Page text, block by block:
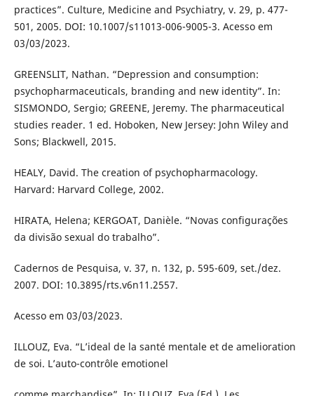
practices”. Culture, Medicine and Psychiatry, v. 29, p. 477-
501, 2005. DOI: 10.1007/s11013-006-9005-3. Acesso em
03/03/2023.
GREENSLIT, Nathan. “Depression and consumption:
psychopharmaceuticals, branding and new identity”. In:
SISMONDO, Sergio; GREENE, Jeremy. The pharmaceutical
studies reader. 1 ed. Hoboken, New Jersey: John Wiley and
Sons; Blackwell, 2015.
HEALY, David. The creation of psychopharmacology.
Harvard: Harvard College, 2002.
HIRATA, Helena; KERGOAT, Danièle. “Novas configurações
da divisão sexual do trabalho”.
Cadernos de Pesquisa, v. 37, n. 132, p. 595-609, set./dez.
2007. DOI: 10.3895/rts.v6n11.2557.
Acesso em 03/03/2023.
ILLOUZ, Eva. “L’ideal de la santé mentale et de amelioration
de soi. L’auto-contrôle emotionel